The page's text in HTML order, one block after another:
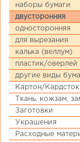
наборы бумаги
двусторонняя
односторонняя
для вырезания
калька (веллум)
пластик/оверлей
другие виды
Картон/Кардсток
Ткань, кожзам,
Заготовки
Украшения
Расходные